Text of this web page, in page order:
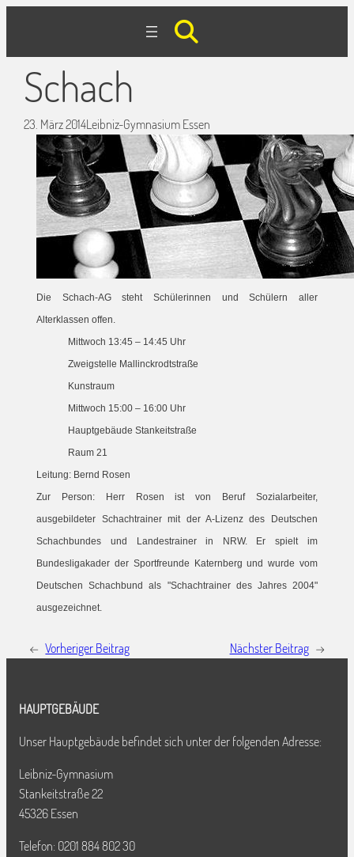
Schach
23. März 2014Leibniz-Gymnasium Essen
Die Schach-AG steht Schülerinnen und Schülern aller
Alterklassen offen.
Mittwoch 13:45 – 14:45 Uhr
Zweigstelle Mallinckrodtstraße
Kunstraum
Mittwoch 15:00 – 16:00 Uhr
Hauptgebäude Stankeitstraße
Raum 21
Leitung: Bernd Rosen
Zur Person: Herr Rosen ist von Beruf Sozialarbeiter,
ausgebildeter Schachtrainer mit der A-Lizenz des Deutschen
Schachbundes und Landestrainer in NRW. Er spielt im
Bundesligakader der Sportfreunde Katernberg und wurde vom
Deutschen Schachbund als "Schachtrainer des Jahres 2004"
ausgezeichnet.
← Vorheriger Beitrag Nächster Beitrag →
HAUPTGEBÄUDE
Unser Hauptgebäude befindet sich unter der folgenden Adresse:
Leibniz-Gymnasium
Stankeitstraße 22
45326 Essen
Telefon: 0201 884 802 30